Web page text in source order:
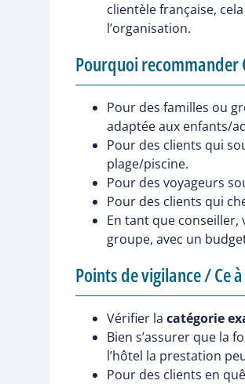
clientèle française,
l’organisation.
Pourquoi recommander
Pour des familles ou
adaptée aux enfants/
Pour des clients qui
plage/piscine.
Pour des voyageurs
Pour des clients qui
En tant que
groupe, avec un
Points de vigilance / Ce
Vérifier la catégorie
Bien s’assurer que la
l’hôtel la prestation
Pour des clients en